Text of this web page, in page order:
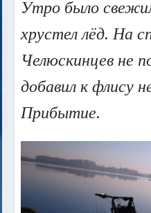
Утро было
хрустел лёд. На
Челюскинцев не
добавил к флису
Прибытие.